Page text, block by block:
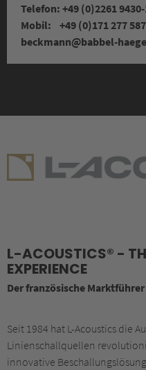
Telefon: +49 (0)2261
Mobil: +49 (0)171 277
beckmann@babbel-
L-ACOUSTICS® -
EXPERIENCE
Der französische Marktführer
Seit 1984 hat L-Acoustics die
Linienschallquellen
innovative